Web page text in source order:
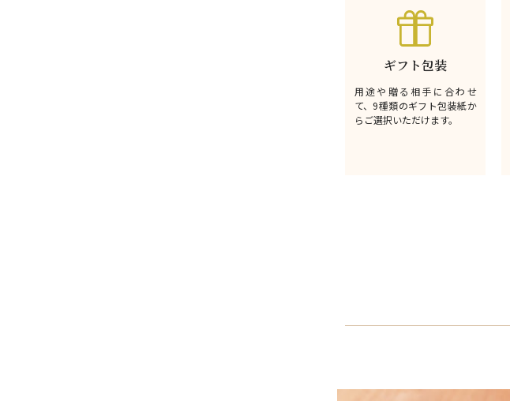
ギフト包装
用途や贈る相手に合わせ
て、9種類のギフト包装紙か
らご選択いただけます。